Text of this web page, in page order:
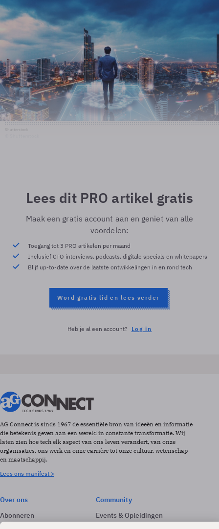
Lees dit PRO artikel gratis
Maak een gratis account aan en geniet van alle
voordelen:
Toegang tot 3 PRO artikelen per maand
Inclusief CTO interviews, podcasts, digitale specials en whitepapers
Blijf up-to-date over de laatste ontwikkelingen in en rond tech
Word gratis lid en lees verder
Heb je al een account? Log in
AG Connect is sinds 1967 de essentiële bron van ideeën en informatie
die betekenis geven aan een wereld in constante transformatie. Wij
laten zien hoe tech elk aspect van ons leven verandert, van onze
organisaties, ons werk en onze carrière tot onze cultuur, wetenschap
en maatschappij.
Lees ons manifest >
Over ons
Abonneren
Adverteren
Community
Events & Opleidingen